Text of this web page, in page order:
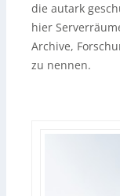
die autark
hier
Archive,
zu nennen.